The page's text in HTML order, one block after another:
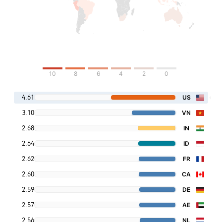
0
2
4
6
8
10
US
4.61
VN
3.10
IN
2.68
ID
2.64
FR
2.62
CA
2.60
DE
2.59
AE
2.57
NL
2.56